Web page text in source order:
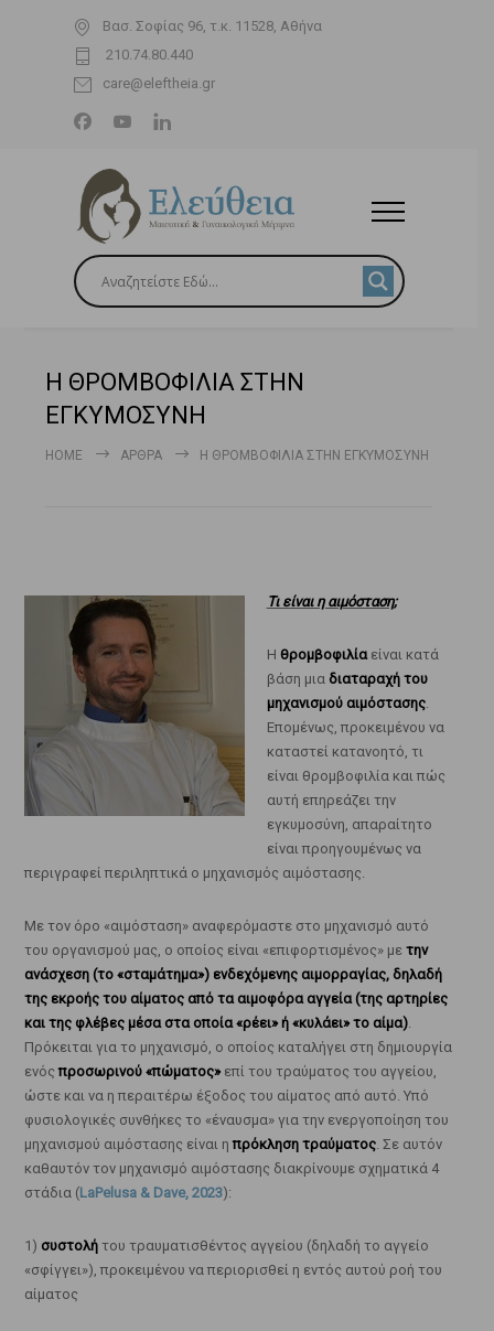
Βασ. Σοφίας 96, τ.κ. 11528, Αθήνα
210.74.80.440
care@eleftheia.gr
Η ΘΡΟΜΒΟΦΙΛΙΑ ΣΤΗΝ
ΕΓΚΥΜΟΣΥΝΗ
HOME ΆΡΘΡΑ Η ΘΡΟΜΒΟΦΙΛΙΑ ΣΤΗΝ ΕΓΚΥΜΟΣΥΝΗ
Τι είναι η αιμόσταση;
Η θρομβοφιλίαείναι κατά
βάση μια διαταραχή του
μηχανισμού αιμόστασης.
Επομένως, προκειμένου να
καταστεί κατανοητό, τι
είναι θρομβοφιλία και πώς
αυτή επηρεάζει την
εγκυμοσύνη, απαραίτητο
είναι προηγουμένως να
περιγραφεί περιληπτικά ο μηχανισμός αιμόστασης.
Με τον όρο «αιμόσταση» αναφερόμαστε στο μηχανισμό αυτό
του οργανισμού μας, ο οποίος είναι «επιφορτισμένος» με την
ανάσχεση (το «σταμάτημα») ενδεχόμενης αιμορραγίας, δηλαδή
της εκροής του αίματος από τα αιμοφόρα αγγεία (της αρτηρίες
και της φλέβες μέσα στα οποία «ρέει» ή «κυλάει» το αίμα).
Πρόκειται για το μηχανισμό, ο οποίος καταλήγει στη δημιουργία
ενόςπροσωρινού «πώματος»επί του τραύματος του αγγείου,
ώστε και να η περαιτέρω έξοδος του αίματος από αυτό. Υπό
φυσιολογικές συνθήκες το «έναυσμα» για την ενεργοποίηση του
μηχανισμού αιμόστασης είναι ηπρόκληση τραύματος. Σε αυτόν
καθαυτόν τον μηχανισμό αιμόστασης διακρίνουμε σχηματικά 4
στάδια (LaPelusa & Dave, 2023):
1) συστολήτου τραυματισθέντος αγγείου (δηλαδή το αγγείο
«σφίγγει»), προκειμένου να περιορισθεί η εντός αυτού ροή του
αίματος